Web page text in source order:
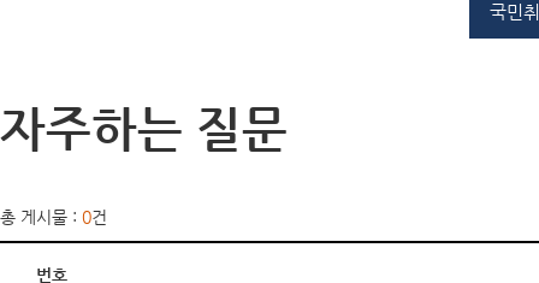
국민
자주하는 질문
총 게시물 : 0건
번호